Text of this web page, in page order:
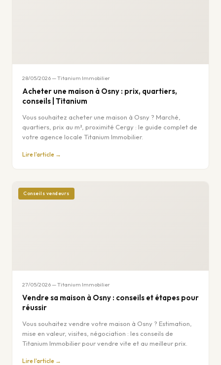
28/05/2026 — Titanium Immobilier
Acheter une maison à Osny : prix, quartiers,
conseils | Titanium
Vous souhaitez acheter une maison à Osny ? Marché,
quartiers, prix au m², proximité Cergy : le guide complet de
votre agence locale Titanium Immobilier.
Lire l'article →
Conseils vendeurs
27/05/2026 — Titanium Immobilier
Vendre sa maison à Osny : conseils et étapes pour
réussir
Vous souhaitez vendre votre maison à Osny ? Estimation,
mise en valeur, visites, négociation : les conseils de
Titanium Immobilier pour vendre vite et au meilleur prix.
Lire l'article →